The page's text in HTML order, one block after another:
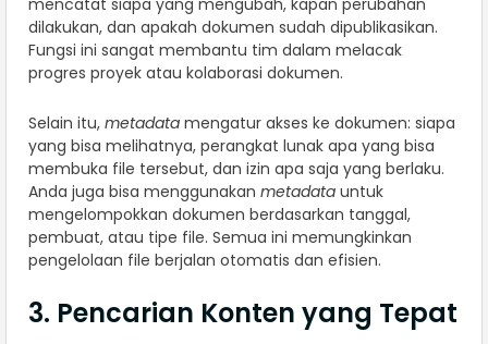
mencatat siapa yang mengubah, kapan perubahan
dilakukan, dan apakah dokumen sudah dipublikasikan.
Fungsi ini sangat membantu tim dalam melacak
progres proyek atau kolaborasi dokumen.
Selain itu, metadata mengatur akses ke dokumen: siapa
yang bisa melihatnya, perangkat lunak apa yang bisa
membuka file tersebut, dan izin apa saja yang berlaku.
Anda juga bisa menggunakan metadata untuk
mengelompokkan dokumen berdasarkan tanggal,
pembuat, atau tipe file. Semua ini memungkinkan
pengelolaan file berjalan otomatis dan efisien.
3. Pencarian Konten yang Tepat